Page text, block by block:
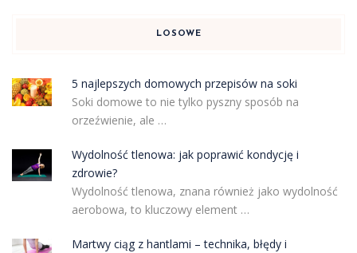
LOSOWE
5 najlepszych domowych przepisów na soki
Soki domowe to nie tylko pyszny sposób na
orzeźwienie, ale …
Wydolność tlenowa: jak poprawić kondycję i
zdrowie?
Wydolność tlenowa, znana również jako wydolność
aerobowa, to kluczowy element …
Martwy ciąg z hantlami – technika, błędy i